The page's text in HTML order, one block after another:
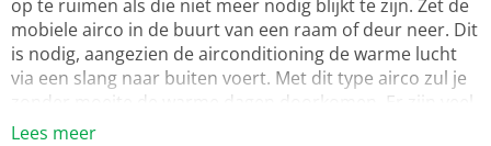
op te ruimen als die niet meer nodig blijkt te zijn. Zet de
mobiele airco in de buurt van een raam of deur neer. Dit
is nodig, aangezien de airconditioning de warme lucht
via een slang naar buiten voert. Met dit type airco zul je
zonder moeite de warme dagen doorkomen. Er zijn veel
verschillende mobiele airco's en de juiste keuze is niet
Lees meer